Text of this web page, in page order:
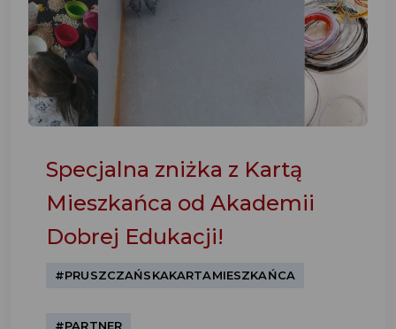
Specjalna zniżka z Kartą
Mieszkańca od Akademii
Dobrej Edukacji!
#PRUSZCZAŃSKAKARTAMIESZKAŃCA
#PARTNER